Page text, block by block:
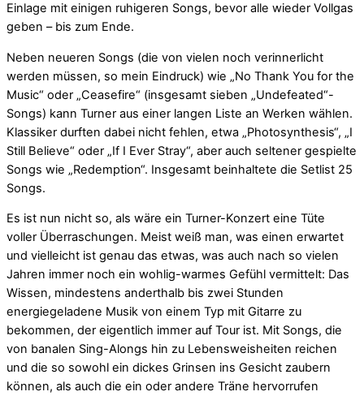
Einlage mit einigen ruhigeren Songs, bevor alle wieder Vollgas
geben – bis zum Ende.
Neben neueren Songs (die von vielen noch verinnerlicht
werden müssen, so mein Eindruck) wie „No Thank You for the
Music“ oder „Ceasefire“ (insgesamt sieben „Undefeated“-
Songs) kann Turner aus einer langen Liste an Werken wählen.
Klassiker durften dabei nicht fehlen, etwa „Photosynthesis“, „I
Still Believe“ oder „If I Ever Stray“, aber auch seltener gespielte
Songs wie „Redemption“. Insgesamt beinhaltete die Setlist 25
Songs.
Es ist nun nicht so, als wäre ein Turner-Konzert eine Tüte
voller Überraschungen. Meist weiß man, was einen erwartet
und vielleicht ist genau das etwas, was auch nach so vielen
Jahren immer noch ein wohlig-warmes Gefühl vermittelt: Das
Wissen, mindestens anderthalb bis zwei Stunden
energiegeladene Musik von einem Typ mit Gitarre zu
bekommen, der eigentlich immer auf Tour ist. Mit Songs, die
von banalen Sing-Alongs hin zu Lebensweisheiten reichen
und die so sowohl ein dickes Grinsen ins Gesicht zaubern
können, als auch die ein oder andere Träne hervorrufen